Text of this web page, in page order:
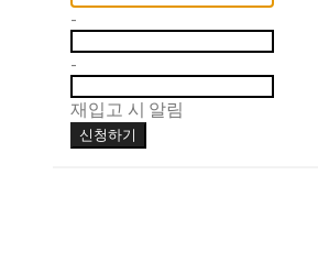
-
-
재입고 시 알림
신청하기